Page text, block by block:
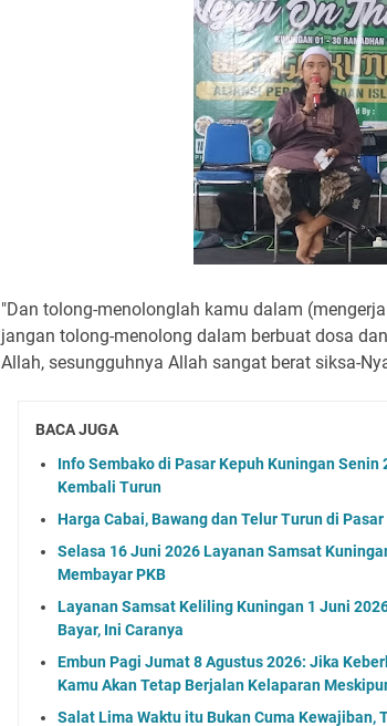
"Dan tolong-menolonglah kamu dalam
jangan tolong-menolong dalam berbuat dosa
Allah, sesungguhnya Allah sangat berat siksa-
BACA JUGA
Info Sembako di Pasar Kepuh Kuningan Senin
Kembali Turun
Harga Cabai, Bawang dan Telur Turun di
Selasa 16 Juni 2026 Layanan Samsat
Membayar PKB
Layanan Samsat Keliling Kuningan 1 Juni
Bayar, Ini Caranya
Embun Pagi Jumat 8 Agustus 2026: Jika
Kamu Akan Tetap Berjalan Kelaparan
Salat Lima Waktu itu Bukan Cuma Kewajiban,